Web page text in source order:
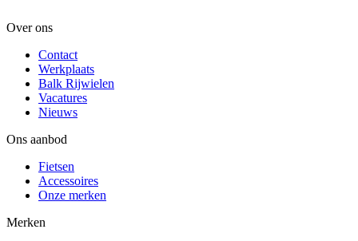
Over ons
Contact
Werkplaats
Balk Rijwielen
Vacatures
Nieuws
Ons aanbod
Fietsen
Accessoires
Onze merken
Merken